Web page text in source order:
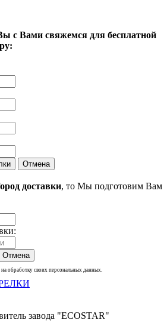
с Вами свяжемся для бесплатной
Отмена
доставки, то Мы подготовим Вам
Отмена
обработку своих персональных данных.
завода "ECOSTAR"